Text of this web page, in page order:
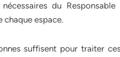
du
chaque espace.
suffisent pour traiter